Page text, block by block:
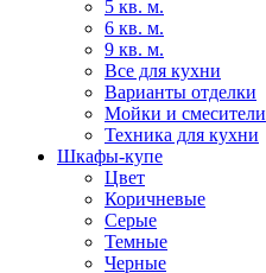
5 кв. м.
6 кв. м.
9 кв. м.
Все для кухни
Варианты отделки
Мойки и смесители
Техника для кухни
Шкафы-купе
Цвет
Коричневые
Серые
Темные
Черные